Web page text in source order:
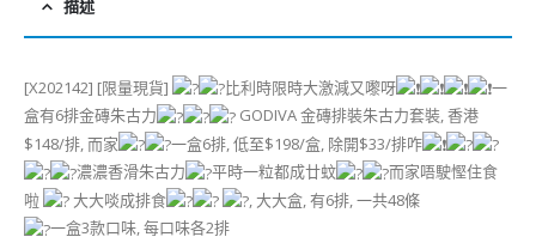
描述
[X202142] [限量現貨] 比利時限時大激減又嚟呀
一
盒有6排金磚朱古力
GODIVA 金磚排裝朱古力套裝, 香港
$148/排, 而家
一盒6排, 低至$198/盒, 除開$33/排咋
濃濃香滑朱古力
平時一粒都成廿蚊
而家唔駛慳住食
啦
大大啖成排食
, 大大盒, 有6排, 一共48條
一盒3款口味, 每口味各2排